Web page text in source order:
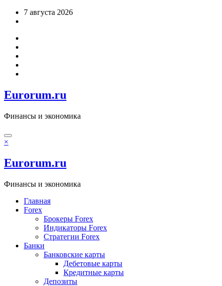
Перейти7 августа 2026
Eurorum.ru
Финансы и экономика
×
Eurorum.ru
Финансы и экономика
Главная
Forex
Брокеры Forex
Индикаторы Forex
Стратегии Forex
Банки
Банковские карты
Дебетовые карты
Кредитные карты
Депозиты